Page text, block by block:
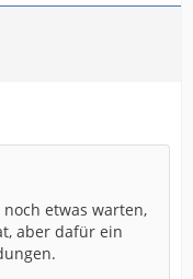
etwas warten,
aber dafür ein